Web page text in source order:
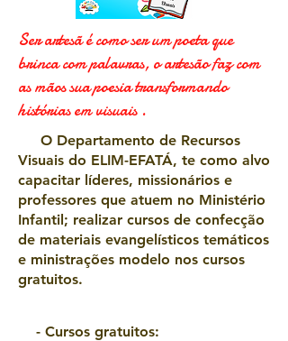
Ser artesã é como ser um poeta que
brinca com palavras, o artesão faz com
as mãos sua poesia transformando
histórias em visuais .
O Departamento de Recursos
Visuais do ELIM-EFATÁ, te como alvo
capacitar líderes, missionários e
professores que atuem no Ministério
Infantil; realizar cursos de confecção
de materiais evangelísticos temáticos
e ministrações modelo nos cursos
gratuitos.
- Cursos gratuitos: